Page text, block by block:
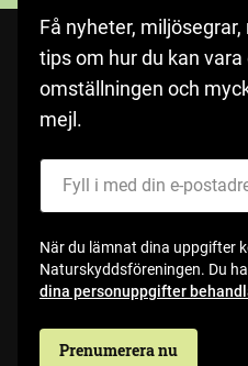
Få nyheter,
tips om hur du kan vara
omställningen och
mejl.
När du lämnat dina uppgifter
Naturskyddsföreningen. Du
dina personuppgifter
Prenumerera nu